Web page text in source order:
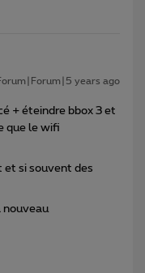
years ago
+ éteindre bbox 3 et
que le wifi
et si souvent des
nouveau